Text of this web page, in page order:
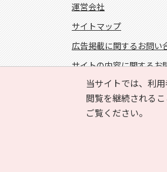
当サイトでは、利
閲覧を継続される
ご覧ください。
運営会社
サイトマップ
広告掲載に関するお問い
サイトの内容に関するお
FOLLOW US!